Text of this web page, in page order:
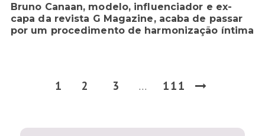
Bruno Canaan, modelo, influenciador e ex-
capa da revista G Magazine, acaba de passar
por um procedimento de harmonização íntima
1 2 3 … 111